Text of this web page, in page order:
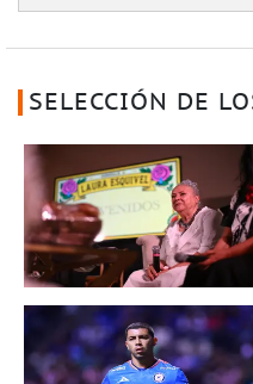
SELECCIÓN DE